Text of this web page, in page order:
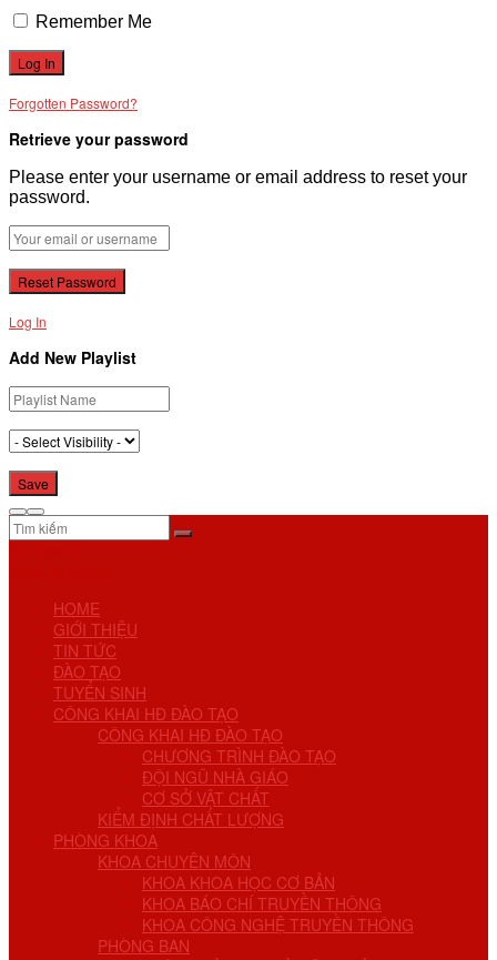
Remember Me
Forgotten Password?
Retrieve your password
Please enter your username or email address to reset your
password.
Log In
Add New Playlist
HOME
GIỚI THIỆU
TIN TỨC
ĐÀO TẠO
TUYỂN SINH
CÔNG KHAI HĐ ĐÀO TẠO
CÔNG KHAI HĐ ĐÀO TẠO
CHƯƠNG TRÌNH ĐÀO TẠO
ĐỘI NGŨ NHÀ GIÁO
CƠ SỞ VẬT CHẤT
KIỂM ĐỊNH CHẤT LƯỢNG
PHÒNG KHOA
KHOA CHUYÊN MÔN
KHOA KHOA HỌC CƠ BẢN
KHOA BÁO CHÍ TRUYỀN THÔNG
KHOA CÔNG NGHỆ TRUYỀN THÔNG
PHÒNG BAN